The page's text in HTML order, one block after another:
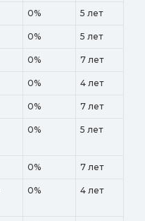
0% 5 лет
0% 5 лет
0% 7 лет
0% 4 лет
0% 7 лет
0% 5 лет
0% 7 лет
0% 4 лет